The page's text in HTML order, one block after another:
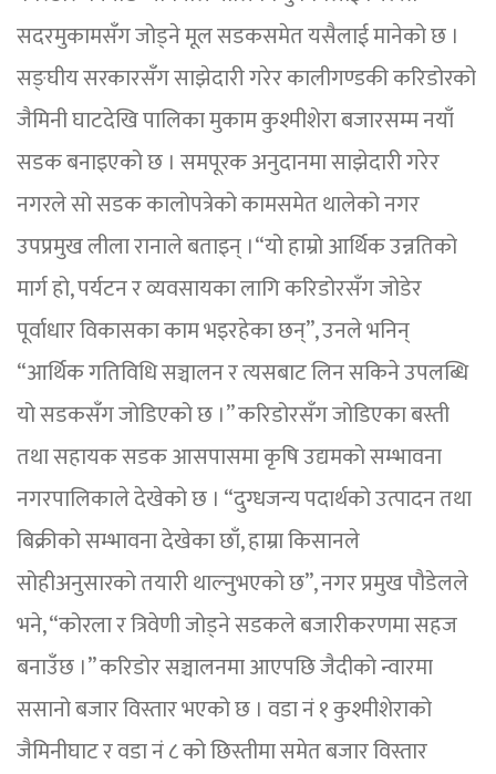
सदरमुकामसँग जोड्ने मूल सडकसमेत यसैलाई मानेको छ ।
सङ्घीय सरकारसँग साझेदारी गरेर कालीगण्डकी करिडोरको
जैमिनी घाटदेखि पालिका मुकाम कुश्मीशेरा बजारसम्म नयाँ
सडक बनाइएको छ । समपूरक अनुदानमा साझेदारी गरेर
नगरले सो सडक कालोपत्रेको कामसमेत थालेको नगर
उपप्रमुख लीला रानाले बताइन् ।“यो हाम्रो आर्थिक उन्नतिको
मार्ग हो, पर्यटन र व्यवसायका लागि करिडोरसँग जोडेर
पूर्वाधार विकासका काम भइरहेका छन्”, उनले भनिन्
“आर्थिक गतिविधि सञ्चालन र त्यसबाट लिन सकिने उपलब्धि
यो सडकसँग जोडिएको छ ।” करिडोरसँग जोडिएका बस्ती
तथा सहायक सडक आसपासमा कृषि उद्यमको सम्भावना
नगरपालिकाले देखेको छ । “दुग्धजन्य पदार्थको उत्पादन तथा
बिक्रीको सम्भावना देखेका छाँ, हाम्रा किसानले
सोहीअनुसारको तयारी थाल्नुभएको छ”, नगर प्रमुख पौडेलले
भने, “कोरला र त्रिवेणी जोड्ने सडकले बजारीकरणमा सहज
बनाउँछ ।” करिडोर सञ्चालनमा आएपछि जैदीको न्वारमा
ससानो बजार विस्तार भएको छ । वडा नं १ कुश्मीशेराको
जैमिनीघाट र वडा नं ८ को छिस्तीमा समेत बजार विस्तार